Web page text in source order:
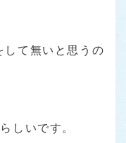
して無いと思うの
しいです。